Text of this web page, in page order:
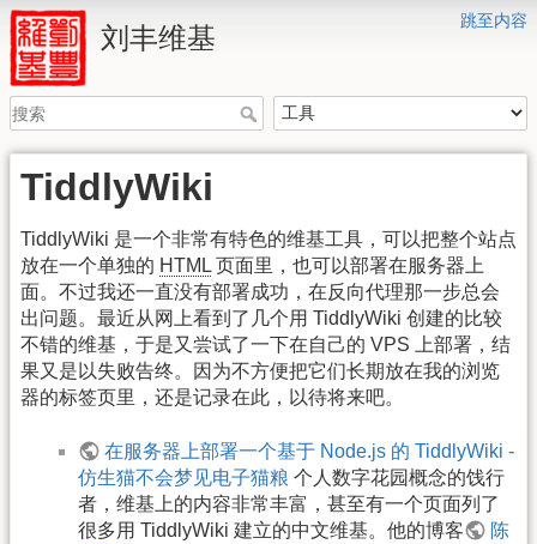
跳至内容
刘丰维基
TiddlyWiki
TiddlyWiki 是一个非常有特色的维基工具，可以把整个站点
放在一个单独的 HTML 页面里，也可以部署在服务器上
面。不过我还一直没有部署成功，在反向代理那一步总会
出问题。最近从网上看到了几个用 TiddlyWiki 创建的比较
不错的维基，于是又尝试了一下在自己的 VPS 上部署，结
果又是以失败告终。因为不方便把它们长期放在我的浏览
器的标签页里，还是记录在此，以待将来吧。
在服务器上部署一个基于 Node.js 的 TiddlyWiki -
仿生猫不会梦见电子猫粮 个人数字花园概念的饯行
者，维基上的内容非常丰富，甚至有一个页面列了
很多用 TiddlyWiki 建立的中文维基。他的博客
陈